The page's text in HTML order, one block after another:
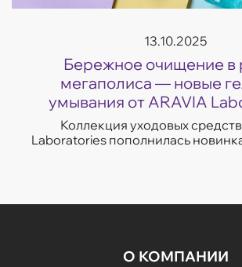
13.10.2025
Бережное очищение в
мегаполиса — новые
умывания от ARAVIA
Коллекция уходовых
Laboratories пополнилась
О КОМПАНИИ